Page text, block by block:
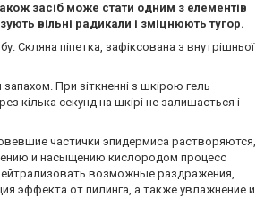
засіб може стати одним з елементів
вільні радикали і зміцнюють тугор.
Скляна піпетка, зафіксована з внутрішньої
При зіткненні з шкірою гель
кілька секунд на шкірі не залишається і
частички эпидермиса растворяются,
и насыщению кислородом процесс
возможные раздражения,
эффекта от пилинга, а также увлажнение и